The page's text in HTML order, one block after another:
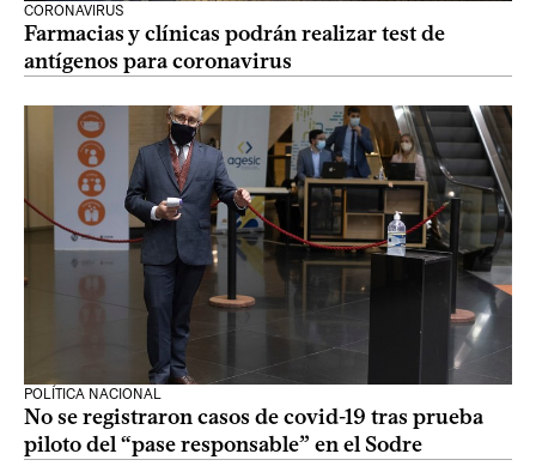
CORONAVIRUS
Farmacias y clínicas podrán realizar test de
antígenos para coronavirus
POLÍTICA NACIONAL
No se registraron casos de covid-19 tras prueba
piloto del “pase responsable” en el Sodre